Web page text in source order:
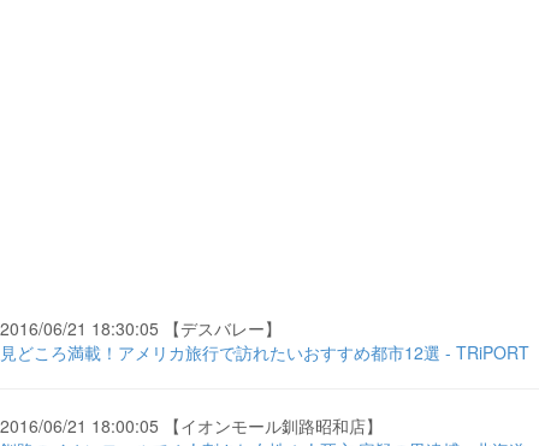
2016/06/21 18:30:05 【デスバレー】
見どころ満載！アメリカ旅行で訪れたいおすすめ都市12選 - TRiPORT
2016/06/21 18:00:05 【イオンモール釧路昭和店】